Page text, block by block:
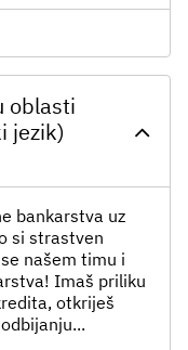
oblasti
jezik)
bankarstva uz
si strastven
našem timu i
Imaš priliku
otkriješ